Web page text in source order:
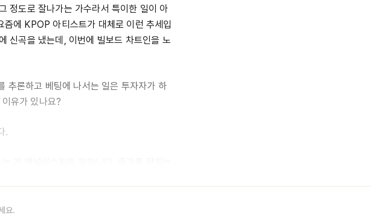
정도로 잘나가는 가수라서 특이한 일이 아
즘에 KPOP 아티스트가 대체로 이런 추세입
신곡을 냈는데, 이번에 빌보드 차트인을 노
추론하고 베팅에 나서는 일은 투자자가 하
유가 있나요?
.
요.